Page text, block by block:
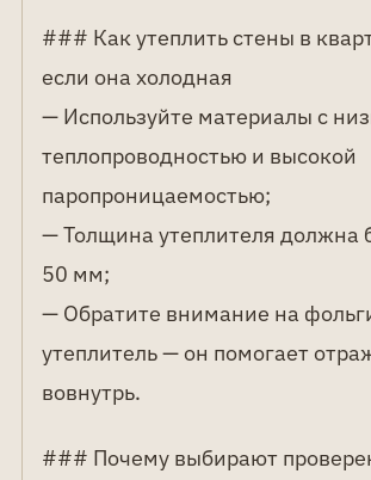
### Как утеплить стены в
если она холодная
— Используйте материалы с
теплопроводностью и высокой
паропроницаемостью;
— Толщина утеплителя должна
50 мм;
— Обратите внимание на
утеплитель — он помогает
вовнутрь.
### Почему выбирают